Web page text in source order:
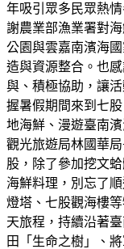
年吸引眾多民眾熱
謝農業部漁業署對
公園與雲嘉南濱海
造與資源整合。也
與、積極協助，讓
握暑假期間來到七
地海鮮、漫遊臺南
觀光旅遊局林國華
股，除了參加挖文
海鮮料理，別忘了
燈塔、七股觀海樓
天旅程，持續沿著
田「生命之樹」、